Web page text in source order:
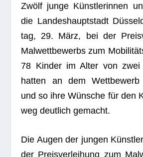
Zwölf junge Künst­le­rin­nen
die Lan­des­haupt­stadt
tag, 29. März, bei der
Mal­wett­be­werbs zum
78 Kin­der im Alter von
hat­ten an dem Wett­be­werb
und so ihre Wün­sche für den
weg deut­lich gemacht.
Die Augen der jun­gen
der Preis­ver­lei­hung zum